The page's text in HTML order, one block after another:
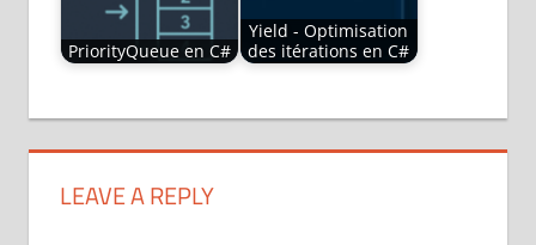
PriorityQueue en C#
Yield - Optimisation
des itérations en C#
LEAVE A REPLY